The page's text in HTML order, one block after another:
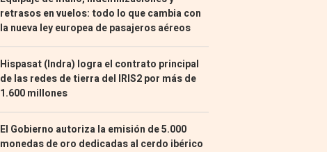
retrasos en vuelos: todo lo que cambia con
la nueva ley europea de pasajeros aéreos
Hispasat (Indra) logra el contrato principal
de las redes de tierra del IRIS2 por más de
1.600 millones
El Gobierno autoriza la emisión de 5.000
monedas de oro dedicadas al cerdo ibérico